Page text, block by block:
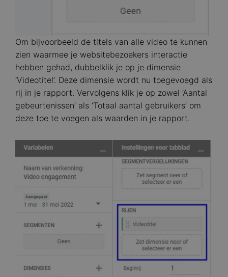
Om bijvoorbeeld de titels van alle video te kunnen
zien waarmee je websitebezoekers interactie
hebben gehad, dubbelklik je op je dimensie
‘Videotitel’. Deze dimensie wordt nu toegevoegd als
rij in je rapport. Vervolgens klik je op zowel ‘Aantal
gebeurtenissen’ als ‘Totaal aantal gebruikers’ om
deze toe te voegen als waarden in je rapport.
Image